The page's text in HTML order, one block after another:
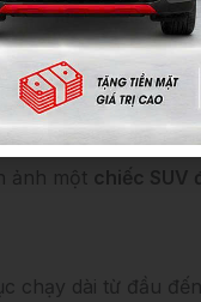
điểm nhấn không
trung – điều mà
ảnh một chiếc SUV
chạy dài từ đầu